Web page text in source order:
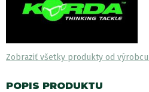
Zobraziť všetky produkty od
POPIS PRODUKTU